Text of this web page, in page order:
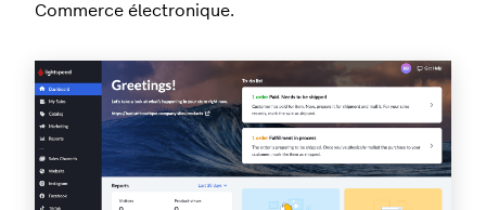
Commerce électronique.